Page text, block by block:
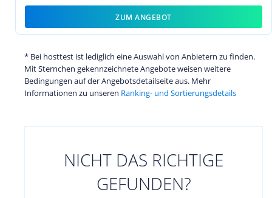
ZUM ANGEBOT
* Bei hosttest ist lediglich eine Auswahl von Anbietern zu finden.
Mit Sternchen gekennzeichnete Angebote weisen weitere
Bedingungen auf der Angebotsdetailseite aus. Mehr
Informationen zu unseren Ranking- und Sortierungsdetails
NICHT DAS RICHTIGE
GEFUNDEN?